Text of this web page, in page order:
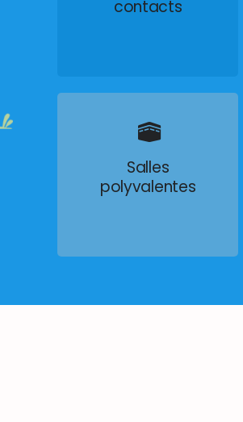
contacts
Salles
polyvalentes